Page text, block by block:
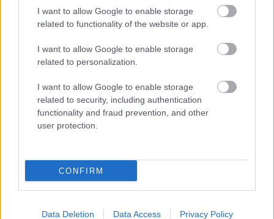
I want to allow Google to enable storage
related to functionality of the website or app.
I want to allow Google to enable storage
related to personalization.
I want to allow Google to enable storage
related to security, including authentication
functionality and fraud prevention, and other
user protection.
CONFIRM
Data Deletion Data Access Privacy Policy
Látlelet a hazai víziközművekről?
Egyetlen, fél évszázados vezetéken
AJÁNLJUK MÉG